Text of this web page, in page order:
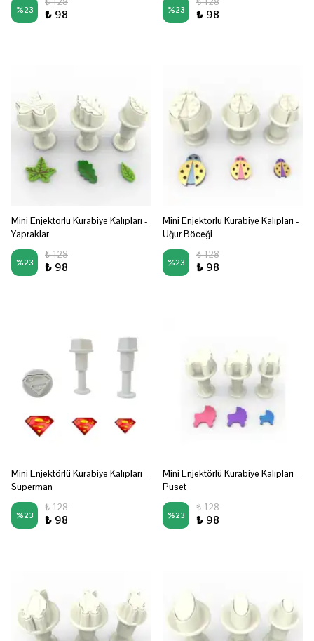
%23 ₺ 98 %23 ₺ 98
Mini Enjektörlü Kurabiye Kalıpları -
Yapraklar
%23
₺ 128
₺ 98
Mini Enjektörlü Kurabiye Kalıpları -
Uğur Böceği
%23
₺ 128
₺ 98
Mini Enjektörlü Kurabiye Kalıpları -
Süperman
%23
₺ 128
₺ 98
Mini Enjektörlü Kurabiye Kalıpları -
Puset
%23
₺ 128
₺ 98